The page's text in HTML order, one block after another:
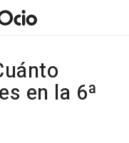
en la 6ª